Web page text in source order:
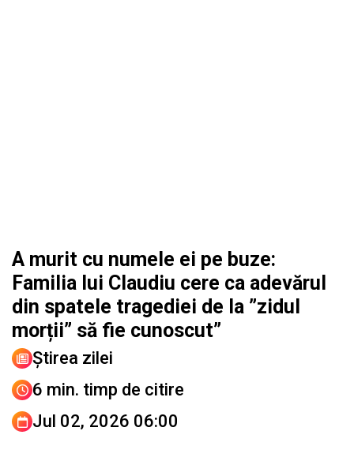
A murit cu numele ei pe buze:
Familia lui Claudiu cere ca adevărul
din spatele tragediei de la ”zidul
morții” să fie cunoscut”
Știrea zilei
6 min. timp de citire
Jul 02, 2026 06:00